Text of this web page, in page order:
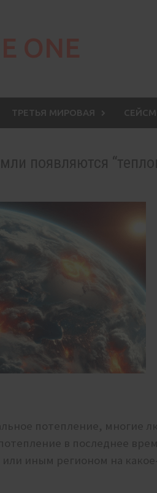
ТРЕТЬЯ МИРОВАЯ
появляются
потепление, многие
в последнее
или иным регионом на